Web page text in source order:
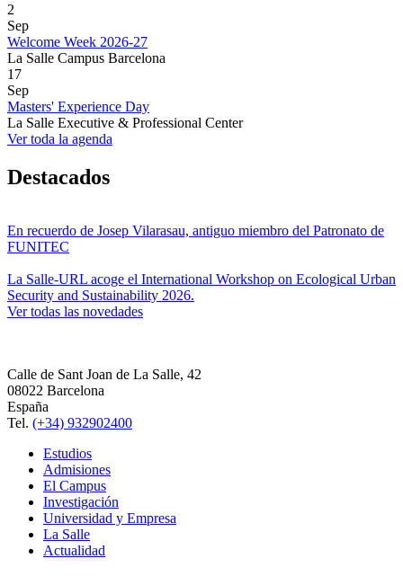
2
Sep
Welcome Week 2026-27
La Salle Campus Barcelona
17
Sep
Masters' Experience Day
La Salle Executive & Professional Center
Ver toda la agenda
Destacados
En recuerdo de Josep Vilarasau, antiguo miembro del Patronato de
FUNITEC
La Salle-URL acoge el International Workshop on Ecological Urban
Security and Sustainability 2026.
Ver todas las novedades
Calle de Sant Joan de La Salle, 42
08022 Barcelona
España
Tel. (+34) 932902400
Estudios
Admisiones
El Campus
Investigación
Universidad y Empresa
La Salle
Actualidad